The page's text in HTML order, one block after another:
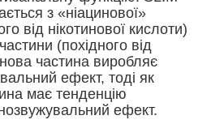
з «ніацинової»
від нікотинової кислоти)
(похідного від
частина виробляє
ефект, тоді як
має тенденцію
ефект.